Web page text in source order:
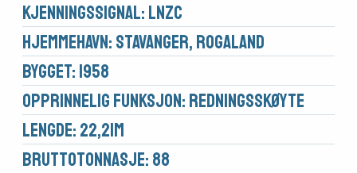
Kjennings­signal: LNZC
Hjemmehavn: Stavanger, Rogaland
Bygget: 1958
Opprinnelig funksjon: Redningsskøyte
Lengde: 22,21m
Brutto­tonnasje: 88